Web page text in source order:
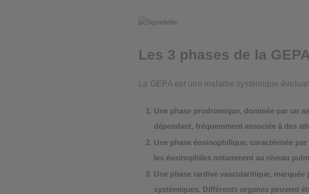
Les 3 phases de la
La GEPA est une maladie systémique
Une phase prodromique, dominée par un
dépendant, fréquemment associée à des
Une phase éosinophilique, caractérisée
les éosinophiles notamment au niveau
Une phase tardive vascularitique, marquée
systémiques. Différents organes peuvent